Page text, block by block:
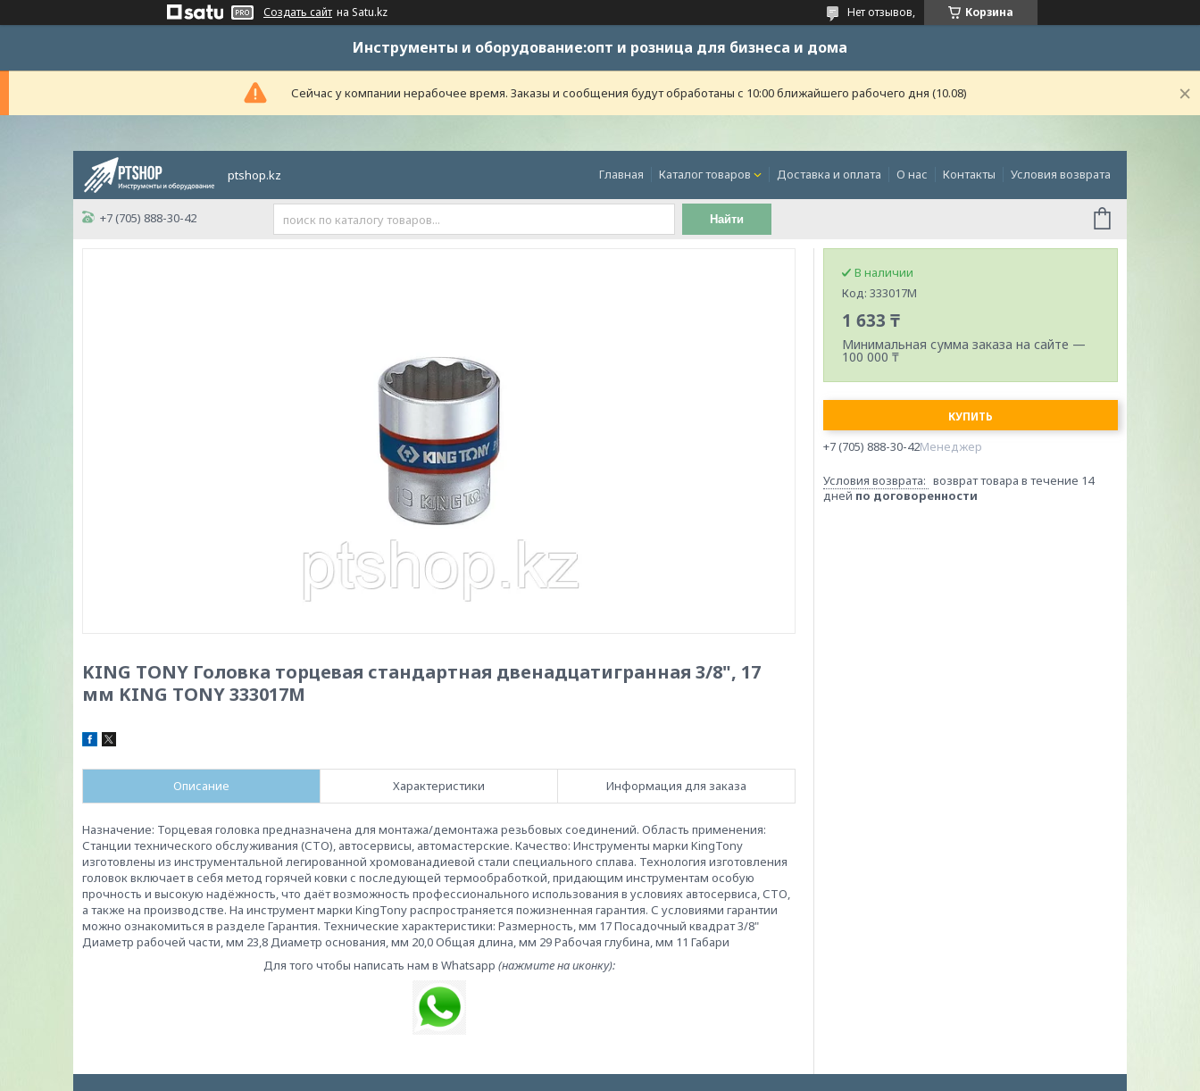
Создать сайт на Satu.kz Корзина
Нет отзывов,
Инструменты и оборудование:опт и розница для бизнеса и дома
Сейчас у компании нерабочее время. Заказы и сообщения будут обработаны с 10:00 ближайшего рабочего дня (10.08)
ptshop.kz Главная Каталог товаров Доставка и оплата О нас Контакты Условия возврата
+7 (705) 888-30-42 Найти
KING TONY Головка торцевая стандартная двенадцатигранная 3/8", 17
мм KING TONY 333017M
Описание Характеристики Информация для заказа
Назначение: Торцевая головка предназначена для монтажа/демонтажа резьбовых соединений. Область применения:
Станции технического обслуживания (СТО), автосервисы, автомастерские. Качество: Инструменты марки KingTony
изготовлены из инструментальной легированной хромованадиевой стали специального сплава. Технология изготовления
головок включает в себя метод горячей ковки с последующей термообработкой, придающим инструментам особую
прочность и высокую надёжность, что даёт возможность профессионального использования в условиях автосервиса, СТО,
а также на производстве. На инструмент марки KingTony распространяется пожизненная гарантия. С условиями гарантии
можно ознакомиться в разделе Гарантия. Технические характеристики: Размерность, мм 17 Посадочный квадрат 3/8"
Диаметр рабочей части, мм 23,8 Диаметр основания, мм 20,0 Общая длина, мм 29 Рабочая глубина, мм 11 Габари
Для того чтобы написать нам в Whatsapp (нажмите на иконку):
В наличии
Код: 333017M
1 633 ₸
Минимальная сумма заказа на сайте —
100 000 ₸
КУПИТЬ
+7 (705) 888-30-42Менеджер
возврат товара в течение 14
дней по договоренности